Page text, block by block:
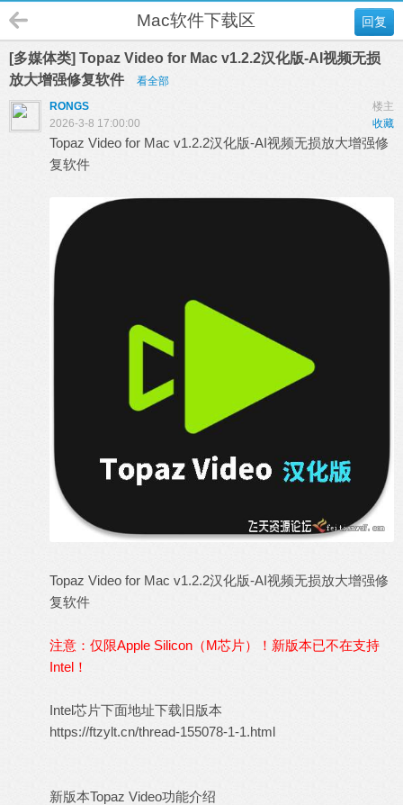
回复
Mac软件下载区
[多媒体类] Topaz Video for Mac v1.2.2汉化版-AI视频无损
放大增强修复软件
看全部
楼主
RONGS
收藏
2026-3-8 17:00:00
Topaz Video for Mac v1.2.2汉化版-AI视频无损放大增强修
复软件
Topaz Video for Mac v1.2.2汉化版-AI视频无损放大增强修
复软件
注意：仅限Apple Silicon（M芯片）！新版本已不在支持
Intel！
Intel芯片下面地址下载旧版本
https://ftzylt.cn/thread-155078-1-1.html
新版本Topaz Video功能介绍